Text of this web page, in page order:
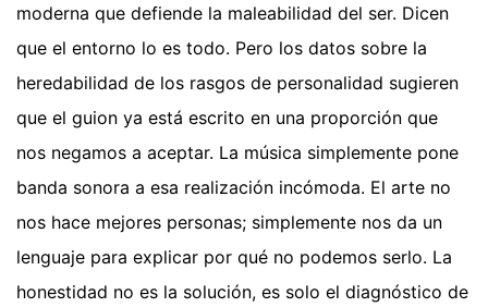
moderna que defiende la maleabilidad del ser. Dicen
que el entorno lo es todo. Pero los datos sobre la
heredabilidad de los rasgos de personalidad sugieren
que el guion ya está escrito en una proporción que
nos negamos a aceptar. La música simplemente pone
banda sonora a esa realización incómoda. El arte no
nos hace mejores personas; simplemente nos da un
lenguaje para explicar por qué no podemos serlo. La
honestidad no es la solución, es solo el diagnóstico de